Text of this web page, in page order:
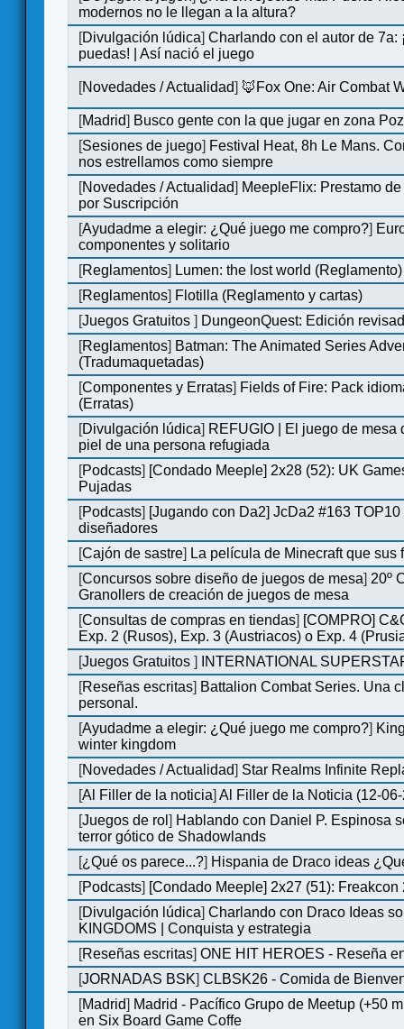
modernos no le llegan a la altura?
[Divulgación lúdica]Charlando con el autor de 7a:
puedas! | Así nació el juego
[Novedades / Actualidad] 🦊Fox One: Air Combat
[Madrid] Busco gente con la que jugar en zona
[Sesiones de juego] Festival Heat, 8h Le Mans.
nos estrellamos como siempre
[Novedades / Actualidad] MeepleFlix: Prestamo
por Suscripción
[Ayudadme a elegir: ¿Qué juego me compro?]
componentes y solitario
[Reglamentos] Lumen: the lost world (Reglamento)
[Reglamentos] Flotilla (Reglamento y cartas)
[Juegos Gratuitos] DungeonQuest: Edición
[Reglamentos] Batman: The Animated Series
(Tradumaquetadas)
[Componentes y Erratas] Fields of Fire: Pack
(Erratas)
[Divulgación lúdica] REFUGIO | El juego de mesa
piel de una persona refugiada
[Podcasts] [Condado Meeple] 2x28 (52): UK
Pujadas
[Podcasts] [Jugando con Da2] JcDa2 #163
diseñadores
[Cajón de sastre] La película de Minecraft que sus
[Concursos sobre diseño de juegos de mesa] 20º
Granollers de creación de juegos de mesa
[Consultas de compras en tiendas] [COMPRO]
Exp. 2 (Rusos), Exp. 3 (Austriacos) o Exp. 4
[Juegos Gratuitos]
INTERNATIONAL
[Reseñas escritas] Battalion Combat Series. Una
personal.
[Ayudadme a elegir: ¿Qué juego me compro?]
winter kingdom
[Novedades / Actualidad] Star Realms Infinite
[Al Filler de la noticia]Al Filler de la Noticia (12-
[Juegos de rol] Hablando con Daniel P. Espinosa
terror gótico de Shadowlands
[¿Qué os parece...?] Hispania de Draco ideas
[Podcasts] [Condado Meeple] 2x27 (51): Freakcon
[Divulgación lúdica]Charlando con Draco Ideas
KINGDOMS | Conquista y estrategia
[Reseñas escritas]ONE HIT HEROES - Reseña
[JORNADAS BSK]CLBSK26 - Comida de
[Madrid] Madrid - Pacífico Grupo de Meetup (+50
en Six Board Game Coffe